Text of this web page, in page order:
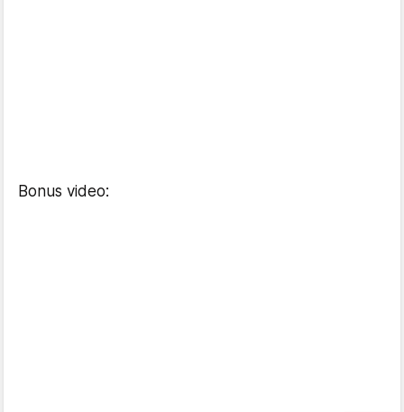
Bonus video: